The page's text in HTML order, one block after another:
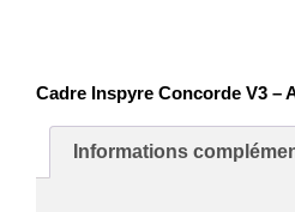
Cadre Inspyre Concorde V3 –
Informations